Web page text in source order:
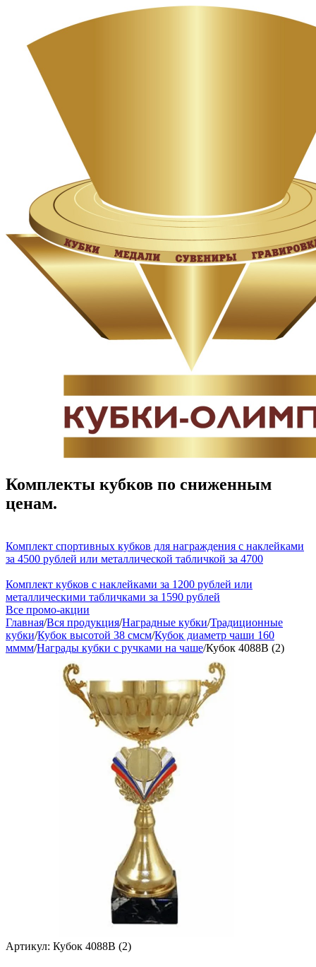
Комплекты кубков по сниженным
ценам.
Комплект спортивных кубков для награждения с наклейками
за 4500 рублей или металлической табличкой за 4700
Комплект кубков с наклейками за 1200 рублей или
металлическими табличками за 1590 рублей
Все промо-акции
Главная/Вся продукция/Наградные кубки/Традиционные
кубки/Кубок высотой 38 смсм/Кубок диаметр чаши 160
мммм/Награды кубки с ручками на чаше/Кубок 4088B (2)
Артикул: Кубок 4088B (2)